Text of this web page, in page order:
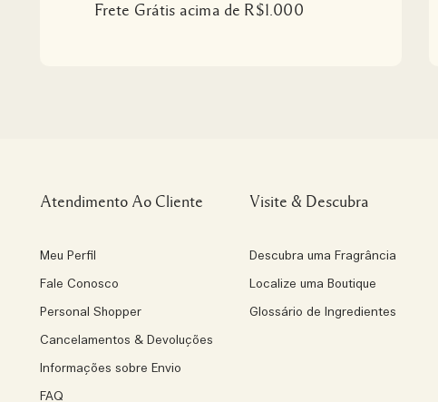
Frete Grátis acima de R$1.000
Atendimento Ao Cliente
Meu Perfil
Fale Conosco
Personal Shopper
Cancelamentos & Devoluções
Informações sobre Envio
FAQ
Visite & Descubra
Descubra uma Fragrância
Localize uma Boutique
Glossário de Ingredientes